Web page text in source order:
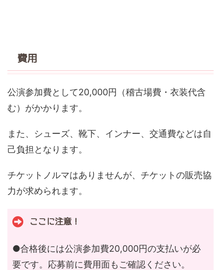
費用
公演参加費として20,000円（稽古場費・衣装代含
む）がかかります。
また、シューズ、靴下、インナー、交通費などは自
己負担となります。
チケットノルマはありませんが、チケットの販売協
力が求められます。
ここに注意！
●合格後には公演参加費20,000円の支払いが必
要です。応募前に費用面もご確認ください。